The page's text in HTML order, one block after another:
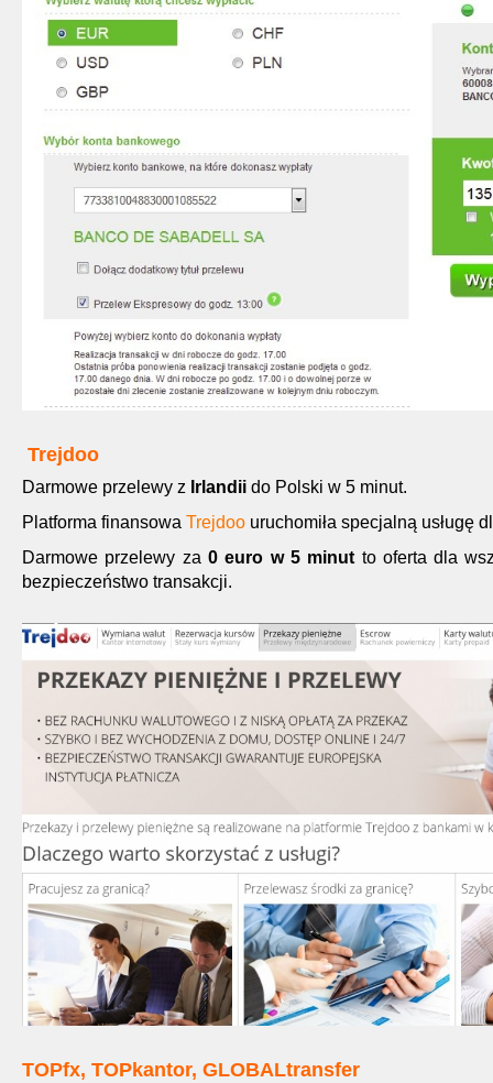
Trejdoo
Darmowe przelewy z Irlandii do Polski w 5 minut.
Platforma finansowa Trejdoo uruchomiła specjalną usługę
Darmowe przelewy za 0 euro w 5 minutto oferta dla
bezpieczeństwo transakcji.
TOPfx, TOPkantor, GLOBALtransfer